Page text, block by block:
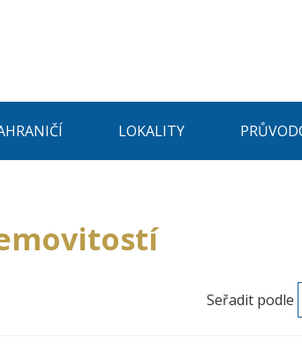
LOKALITY
Seřadit podle